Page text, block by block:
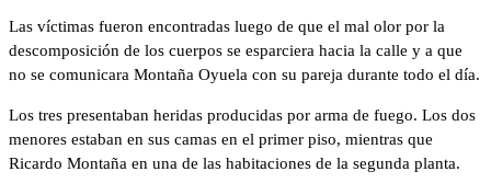
Las víctimas fueron encontradas luego de que el mal olor por la
descomposición de los cuerpos se esparciera hacia la calle y a que
no se comunicara Montaña Oyuela con su pareja durante todo el día.
Los tres presentaban heridas producidas por arma de fuego. Los dos
menores estaban en sus camas en el primer piso, mientras que
Ricardo Montaña en una de las habitaciones de la segunda planta.